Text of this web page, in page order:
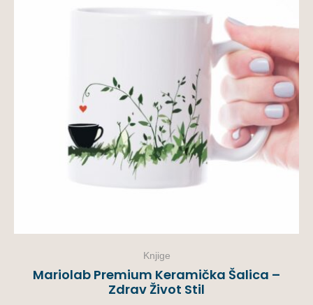
Knjige
Mariolab Premium Keramička Šalica –
Zdrav Život Stil